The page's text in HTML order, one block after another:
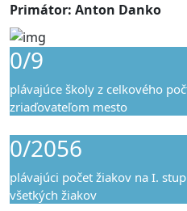
Primátor: Anton Danko
0/9
plávajúce školy z celkového
zriaďovateľom mesto
0/2056
plávajúci počet žiakov na I.
všetkých žiakov